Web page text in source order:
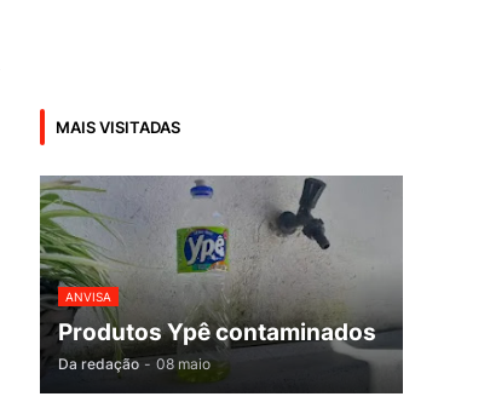
MAIS VISITADAS
ANVISA
Produtos Ypê contaminados
Da redação - 08 maio